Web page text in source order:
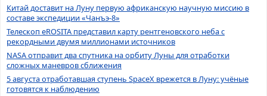
Китай доставит на Луну первую африканскую научную миссию в
составе экспедиции «Чанъэ-8»
Телескоп eROSITA представил карту рентгеновского неба с
рекордными двумя миллионами источников
NASA отправит два спутника на орбиту Луны для отработки
сложных маневров сближения
5 августа отработавшая ступень SpaceX врежется в Луну: учёные
готовятся к наблюдению